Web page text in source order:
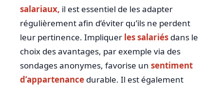
salariaux, il est essentiel de les adapter
régulièrement afin d’éviter qu’ils ne perdent
leur pertinence. Impliquer les salariés dans le
choix des avantages, par exemple via des
sondages anonymes, favorise un sentiment
d’appartenance durable. Il est également